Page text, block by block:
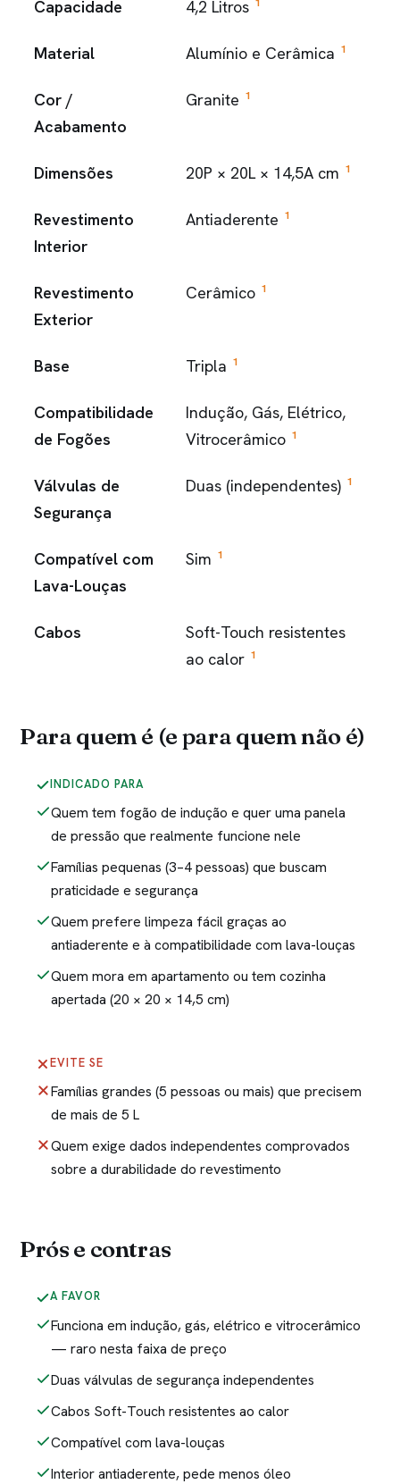
Capacidade 4,2 Litros
Material Alumínio e Cerâmica 1
Cor /
Acabamento
Granite 1
Dimensões 20P × 20L × 14,5A cm 1
Revestimento
Interior
Antiaderente 1
Revestimento
Exterior
Cerâmico 1
Base Tripla 1
Compatibilidade
de Fogões
Indução, Gás, Elétrico,
Vitrocerâmico 1
Válvulas de
Segurança
Duas (independentes) 1
Compatível com
Lava-Louças
Sim 1
Cabos
Soft-Touch resistentes
ao calor 1
Para quem é (e para quem não é)
INDICADO PARA
Quem tem fogão de indução e quer uma panela
de pressão que realmente funcione nele
Famílias pequenas (3–4 pessoas) que buscam
praticidade e segurança
Quem prefere limpeza fácil graças ao
antiaderente e à compatibilidade com lava-louças
Quem mora em apartamento ou tem cozinha
apertada (20 × 20 × 14,5 cm)
EVITE SE
Famílias grandes (5 pessoas ou mais) que precisem
de mais de 5 L
Quem exige dados independentes comprovados
sobre a durabilidade do revestimento
Prós e contras
A FAVOR
Funciona em indução, gás, elétrico e vitrocerâmico
— raro nesta faixa de preço
Duas válvulas de segurança independentes
Cabos Soft-Touch resistentes ao calor
Compatível com lava-louças
Interior antiaderente, pede menos óleo